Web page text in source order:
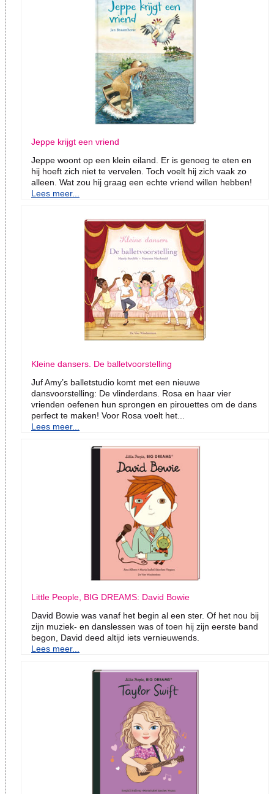
Jeppe krijgt een vriend
Jeppe woont op een klein eiland. Er is genoeg te eten en
hij hoeft zich niet te vervelen. Toch voelt hij zich vaak zo
alleen. Wat zou hij graag een echte vriend willen hebben!
Lees meer...
Kleine dansers. De balletvoorstelling
Juf Amy’s balletstudio komt met een nieuwe
dansvoorstelling: De vlinderdans. Rosa en haar vier
vrienden oefenen hun sprongen en pirouettes om de dans
perfect te maken! Voor Rosa voelt het...
Lees meer...
Little People, BIG DREAMS: David Bowie
David Bowie was vanaf het begin al een ster. Of het nou bij
zijn muziek- en danslessen was of toen hij zijn eerste band
begon, David deed altijd iets vernieuwends.
Lees meer...